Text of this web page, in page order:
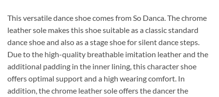
This versatile dance shoe comes from So Danca. The chrome
leather sole makes this shoe suitable as a classic standard
dance shoe and also as a stage shoe for silent dance steps.
Due to the high-quality breathable imitation leather and the
additional padding in the inner lining, this character shoe
offers optimal support and a high wearing comfort. In
addition, the chrome leather sole offers the dancer the